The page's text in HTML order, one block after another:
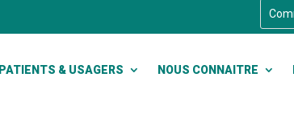
PATIENTS & USAGERS NOUS CONNAITRE